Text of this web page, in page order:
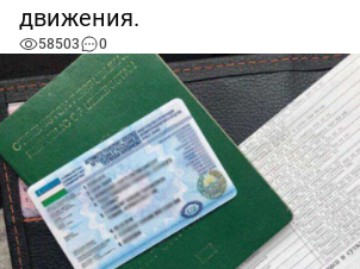
движения.
58503 0